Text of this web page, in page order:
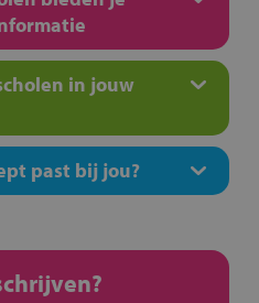
in jouw
past bij jou?